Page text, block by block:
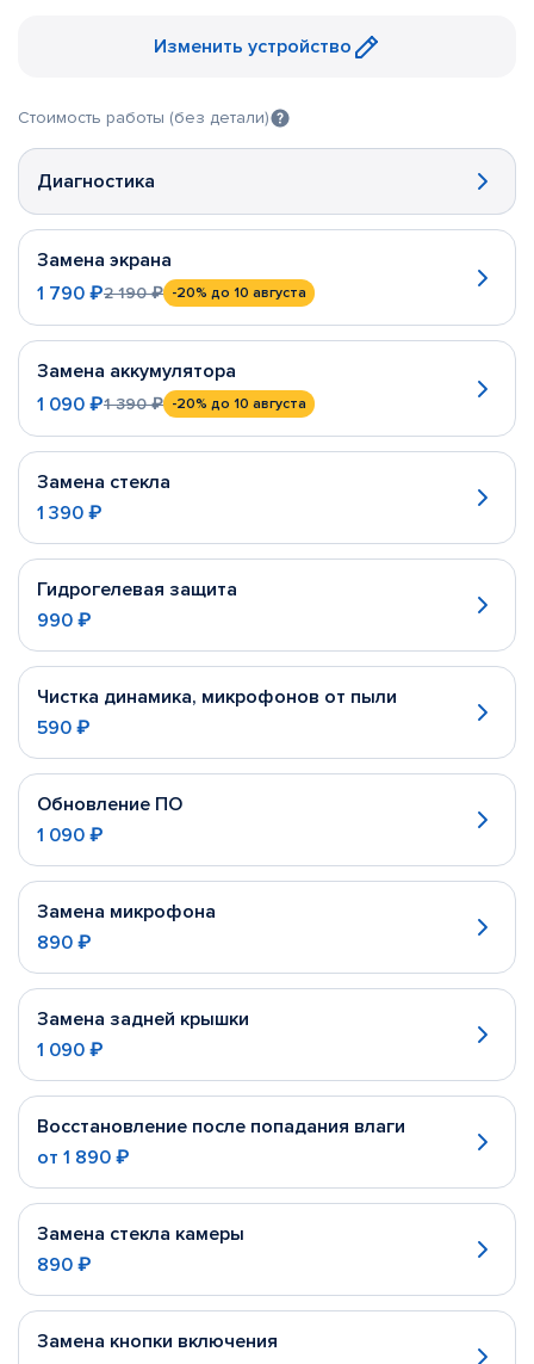
Изменить устройство
Стоимость работы (без детали)
Диагностика
Замена экрана
1 790 ₽2 190 ₽ -20% до 10 августа
Замена аккумулятора
1 090 ₽1 390 ₽ -20% до 10 августа
Замена стекла
1 390 ₽
Гидрогелевая защита
990 ₽
Чистка динамика, микрофонов от пыли
590 ₽
Обновление ПО
1 090 ₽
Замена микрофона
890 ₽
Замена задней крышки
1 090 ₽
Восстановление после попадания влаги
от 1 890 ₽
Замена стекла камеры
890 ₽
Замена кнопки включения